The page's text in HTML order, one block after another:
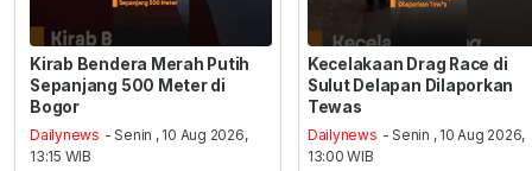
Kirab Bendera Merah Putih
Sepanjang 500 Meter di
Bogor
Dailynews - Senin , 10 Aug 2026,
13:15 WIB
Kecelakaan Drag Race di
Sulut Delapan Dilaporkan
Tewas
Dailynews - Senin , 10 Aug 2026,
13:00 WIB